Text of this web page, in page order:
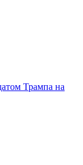
Трампа на